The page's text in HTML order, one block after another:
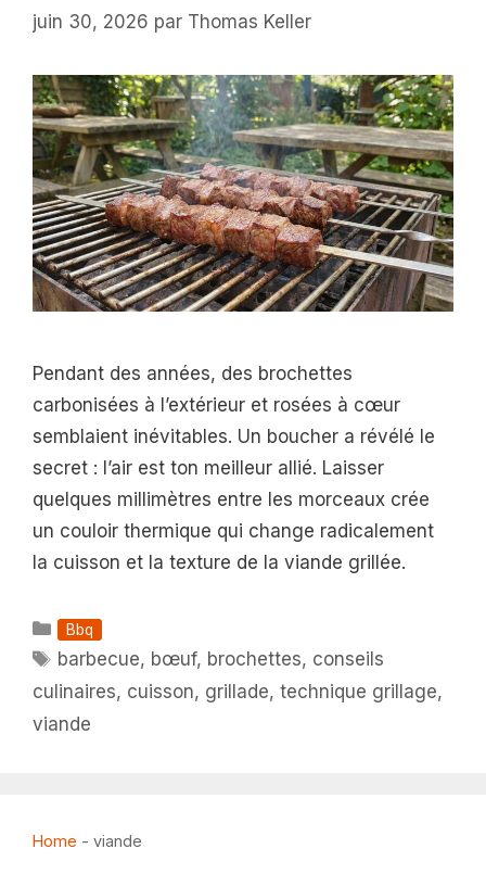
juin 30, 2026 par Thomas Keller
Pendant des années, des brochettes
carbonisées à l’extérieur et rosées à cœur
semblaient inévitables. Un boucher a révélé le
secret : l’air est ton meilleur allié. Laisser
quelques millimètres entre les morceaux crée
un couloir thermique qui change radicalement
la cuisson et la texture de la viande grillée.
Catégories
Bbq
Étiquettes
barbecue, bœuf, brochettes, conseils
culinaires, cuisson, grillade, technique grillage,
viande
Home - viande